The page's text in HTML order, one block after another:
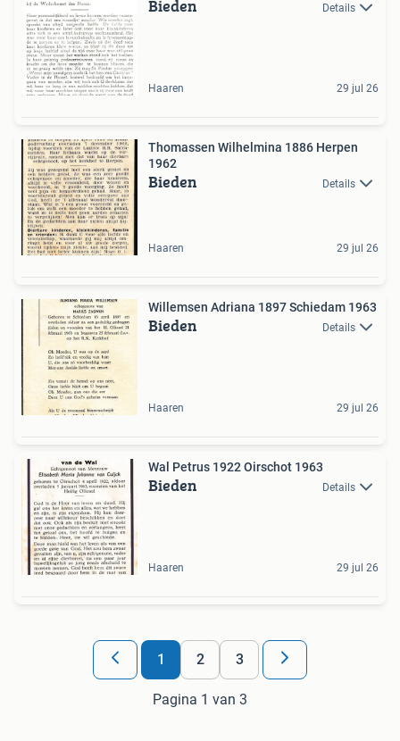
Bieden Details
Haaren 29 jul 26
Thomassen Wilhelmina 1886 Herpen
1962
Bieden Details
Haaren 29 jul 26
Willemsen Adriana 1897 Schiedam 1963
Bieden Details
Haaren 29 jul 26
Wal Petrus 1922 Oirschot 1963
Bieden Details
Haaren 29 jul 26
1 2 3
Pagina 1 van 3